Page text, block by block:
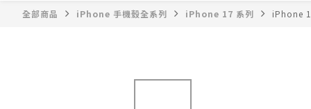
全部商品 iPhone 手機殼全系列 iPhone 17 系列 iPhone